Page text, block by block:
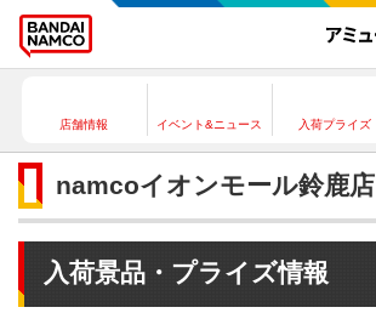
店舗情報 イベント&ニュース 入荷プライズ
namcoイオンモール鈴鹿店
入荷景品・プライズ情報